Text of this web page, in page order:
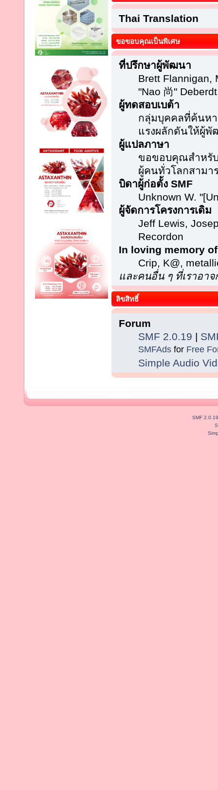
Thai Translation
ขอขอบคุณเป็นพิเศษ
ที่ปรึกษาผู้พัฒนา
Brett Flannigan,
"Nao 尚" Deberdt
ผู้ทดสอบเบต้า
กลุ่มบุคคลที่ค้นหา
แรงผลักดันให้ผู้
ผู้แปลภาษา
ขอขอบคุณสำหรั
ผู้คนทั่วโลกสามา
บิดาผู้ก่อตั้ง SMF
Unknown W.
ผู้จัดการโครงการเดิม
Jeff Lewis,
Recordon
In loving memory of
Crip, K@,
และคนอื่น ๆ ที่เราอา
ลิขสิทธิ์
Forum
SMF 2.0.19 |
SMFAdsfor Free
Simple Audio
SMF 2.0.19